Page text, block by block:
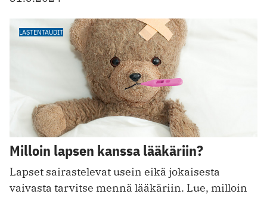
LASTENTAUDIT
Milloin lapsen kanssa lääkäriin?
Lapset sairastelevat usein eikä jokaisesta
vaivasta tarvitse mennä lääkäriin. Lue, milloin